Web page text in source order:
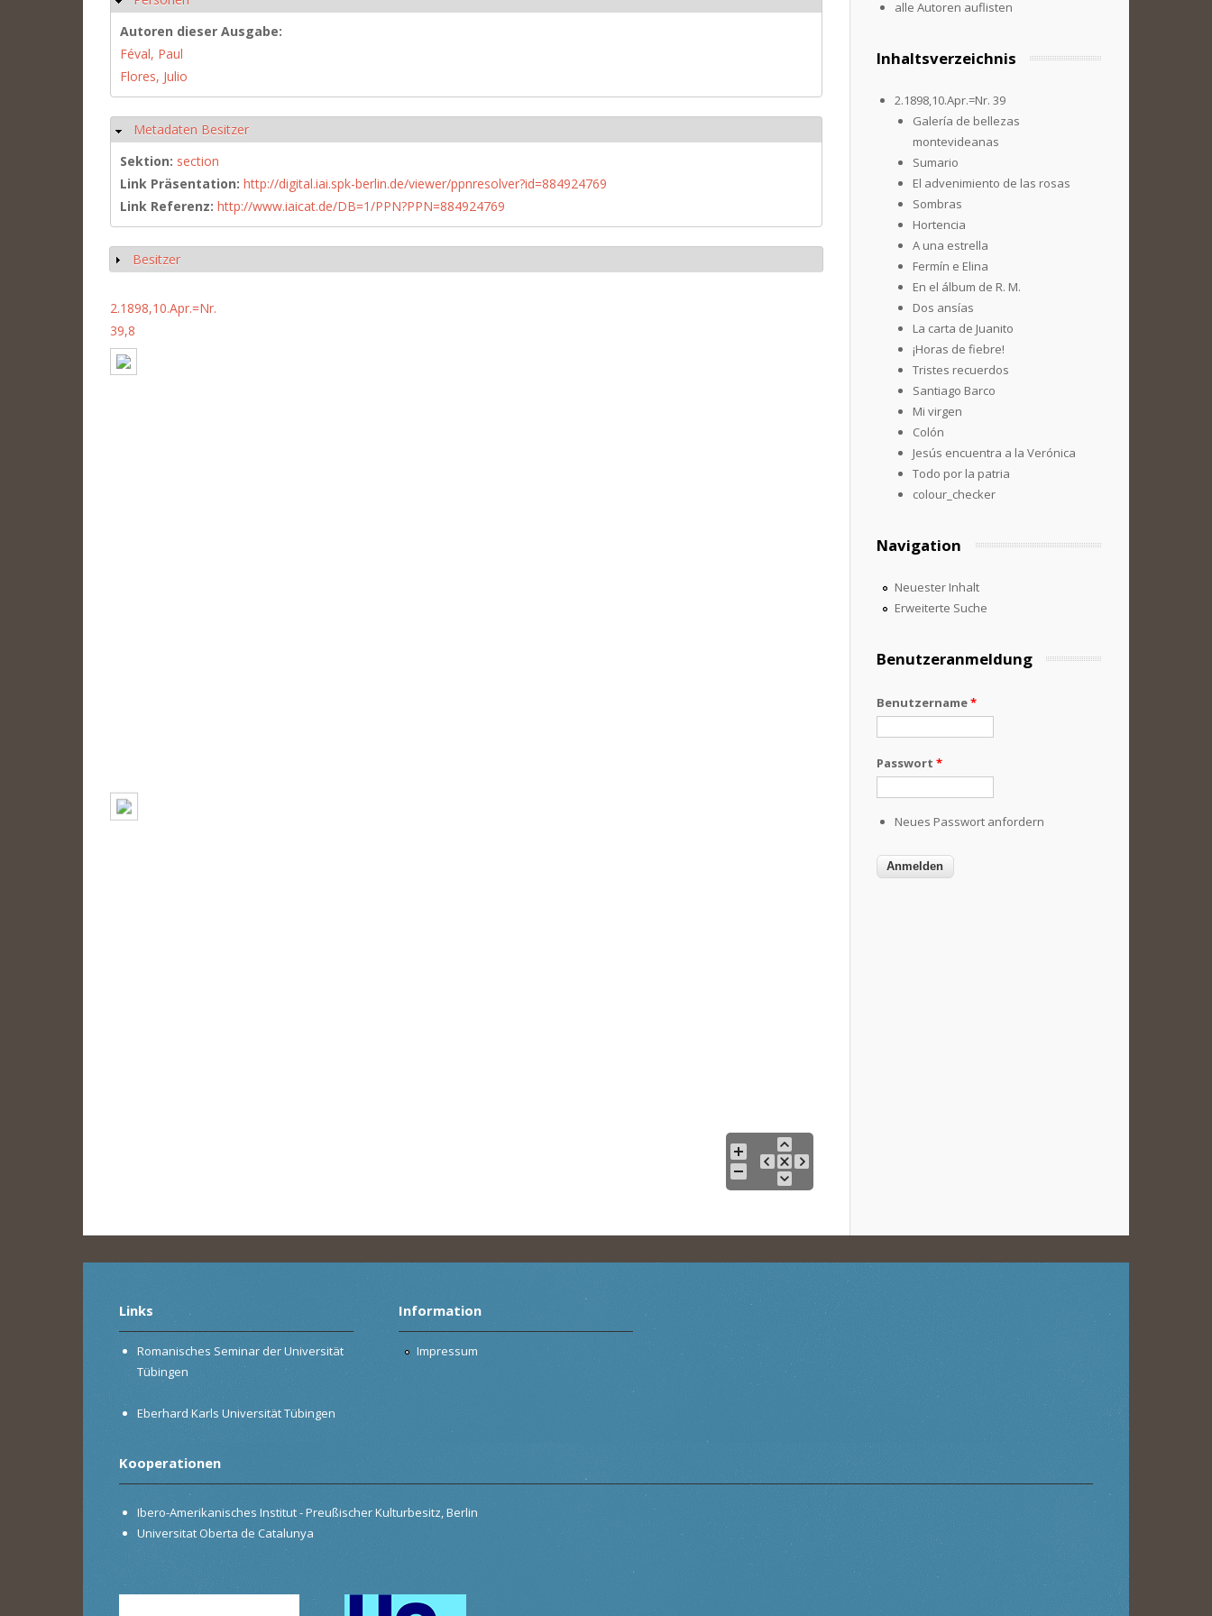
Autoren dieser Ausgabe:
Féval, Paul
Flores, Julio
Ausblenden
Metadaten Besitzer
Sektion: section
Link Präsentation: http://digital.iai.spk-berlin.de/viewer/ppnresolver?id=884924769
Link Referenz: http://www.iaicat.de/DB=1/PPN?PPN=884924769
Anzeigen
Besitzer
2.1898,10.Apr.=Nr.
39,8
alle Autoren auflisten
Inhaltsverzeichnis
2.1898,10.Apr.=Nr. 39
Galería de bellezas
montevideanas
Sumario
El advenimiento de las rosas
Sombras
Hortencia
A una estrella
Fermín e Elina
En el álbum de R. M.
Dos ansías
La carta de Juanito
¡Horas de fiebre!
Tristes recuerdos
Santiago Barco
Mi virgen
Colón
Jesús encuentra a la Verónica
Todo por la patria
colour_checker
Navigation
Neuester Inhalt
Erweiterte Suche
Benutzeranmeldung
Benutzername*
Passwort *
Neues Passwort anfordern
Links
Romanisches Seminar der Universität
Tübingen
Eberhard Karls Universität Tübingen
Information
Impressum
Kooperationen
Ibero-Amerikanisches Institut - Preußischer Kulturbesitz, Berlin
Universitat Oberta de Catalunya